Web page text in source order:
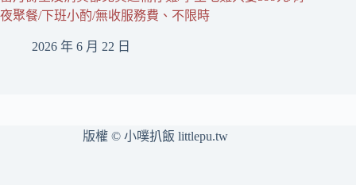
夜聚餐/下班小酌/無收服務費、不限時
2026 年 6 月 22 日
版權 © 小噗扒飯 littlepu.tw